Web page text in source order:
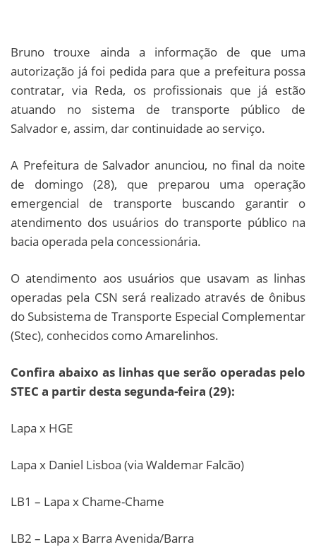
Bruno trouxe ainda a informação de que uma
autorização já foi pedida para que a prefeitura possa
contratar, via Reda, os profissionais que já estão
atuando no sistema de transporte público de
Salvador e, assim, dar continuidade ao serviço.
A Prefeitura de Salvador anunciou, no final da noite
de domingo (28), que preparou uma operação
emergencial de transporte buscando garantir o
atendimento dos usuários do transporte público na
bacia operada pela concessionária.
O atendimento aos usuários que usavam as linhas
operadas pela CSN será realizado através de ônibus
do Subsistema de Transporte Especial Complementar
(Stec), conhecidos como Amarelinhos.
Confira abaixo as linhas que serão operadas pelo
STEC a partir desta segunda-feira (29):
Lapa x HGE
Lapa x Daniel Lisboa (via Waldemar Falcão)
LB1 – Lapa x Chame-Chame
LB2 – Lapa x Barra Avenida/Barra